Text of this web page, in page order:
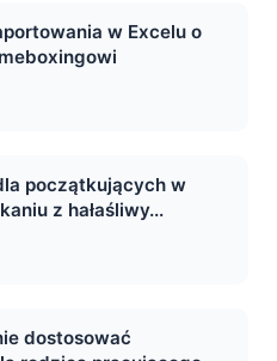
w Excelu o
początkujących w
z hałaśliwy...
dostosować